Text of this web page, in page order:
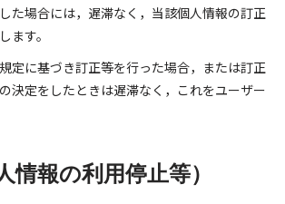
た場合には，遅滞なく，当該個人情報の訂正
ます。
定に基づき訂正等を行った場合，または訂正
決定をしたときは遅滞なく，これをユーザー
情報の利用停止等）